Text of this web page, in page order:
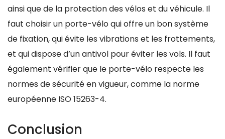
ainsi que de la protection des vélos et du véhicule. Il
faut choisir un porte-vélo qui offre un bon système
de fixation, qui évite les vibrations et les frottements,
et qui dispose d’un antivol pour éviter les vols. Il faut
également vérifier que le porte-vélo respecte les
normes de sécurité en vigueur, comme la norme
européenne ISO 15263-4.
Conclusion